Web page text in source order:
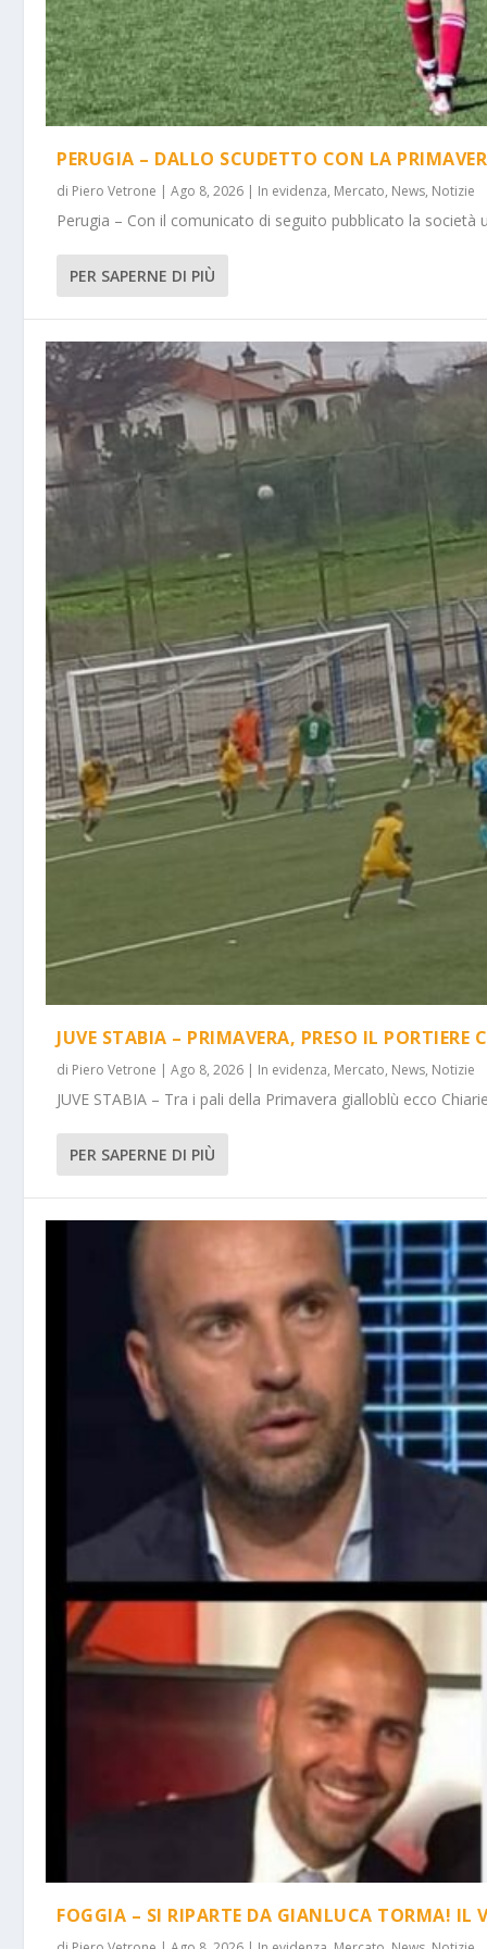
PERUGIA – DALLO SCUDETTO CON LA
di Piero Vetrone |Ago 8, 2026 | In evidenza, Mercato, News, Notizie
Perugia – Con il comunicato di seguito pubblicato la società
PER SAPERNE DI PIÙ
JUVE STABIA – PRIMAVERA, PRESO IL PORTIERE
di Piero Vetrone |Ago 8, 2026 | In evidenza, Mercato, News, Notizie
JUVE STABIA – Tra i pali della Primavera gialloblù ecco
PER SAPERNE DI PIÙ
FOGGIA – SI RIPARTE DA GIANLUCA TORMA! IL